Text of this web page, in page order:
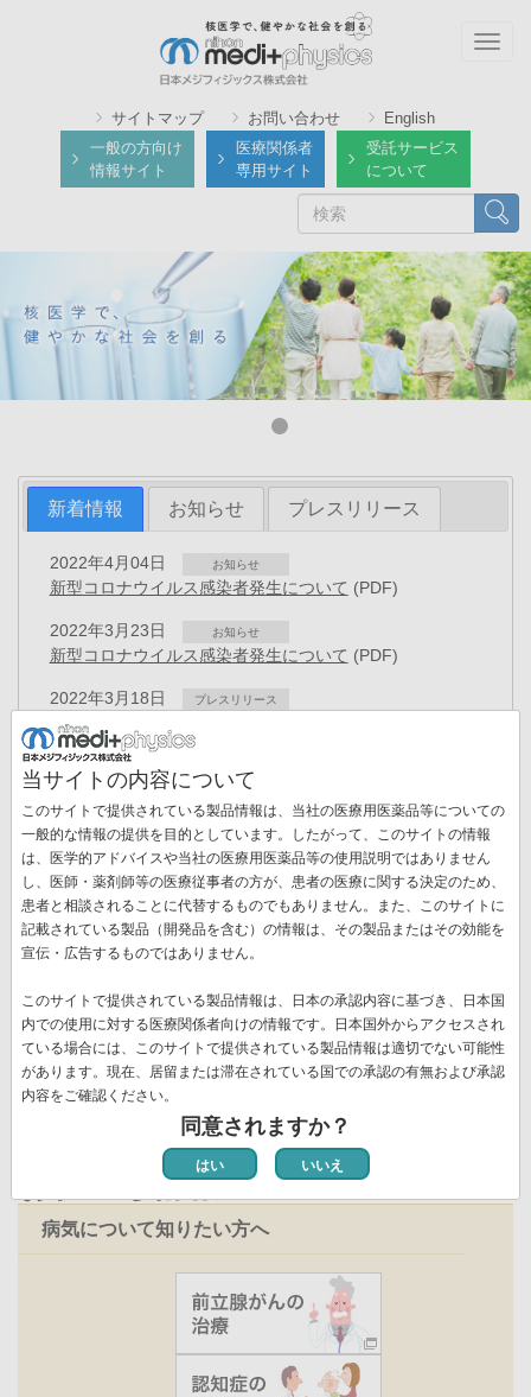
サイトマップ お問い合わせ
English
一般の方向け
情報サイト
医療関係者
専用サイト
受託サービス
について
検索
新着情報 お知らせ プレスリリース
2022年4月04日 お知らせ
新型コロナウイルス感染者発生について (PDF)
2022年3月23日 お知らせ
新型コロナウイルス感染者発生について (PDF)
2022年3月18日 プレスリリース
人事異動のお知らせ
2022年3月10日
3月14日システムメンテナンスのお知らせ
2022年3月07日 お知らせ
新型コロナウイルス感染者発生について(PDF)
ペ
ー
ジ
送
り
先
頭
ー
ジ
« 最初
前
ペ
ジ
‹‹
ペ
ー
7
ペ
ー
8
ペ
ー
9
ペ
ー
10
カ
レ
ト
ペ
ー
ジ
11
ペ
ー
12
ペ
ジ
13
ペ
ジ
14
ペ
ジ
15
次
ー
ジ
››
ペ
ー
ジ
新着情報一覧
お役立ち情報
病気について知りたい方へ
当サイトの内容について
このサイトで提供されている製品情報は、当社の医療用医薬品等についての
一般的な情報の提供を目的としています。したがって、このサイトの情報
は、医学的アドバイスや当社の医療用医薬品等の使用説明ではありません
し、医師・薬剤師等の医療従事者の方が、患者の医療に関する決定のため、
患者と相談されることに代替するものでもありません。また、このサイトに
記載されている製品（開発品を含む）の情報は、その製品またはその効能を
宣伝・広告するものではありません。
このサイトで提供されている製品情報は、日本の承認内容に基づき、日本国
内での使用に対する医療関係者向けの情報です。日本国外からアクセスされ
ている場合には、このサイトで提供されている製品情報は適切でない可能性
があります。現在、居留または滞在されている国での承認の有無および承認
内容をご確認ください。
同意されますか？
はい いいえ